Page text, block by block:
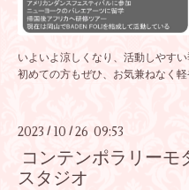
いよいよ涼しくなり、活動しやすい
初めての方もぜひ、お気兼ねなく
2023 / 10 / 26 09:53
コンテンポラリーモ
スタジオ